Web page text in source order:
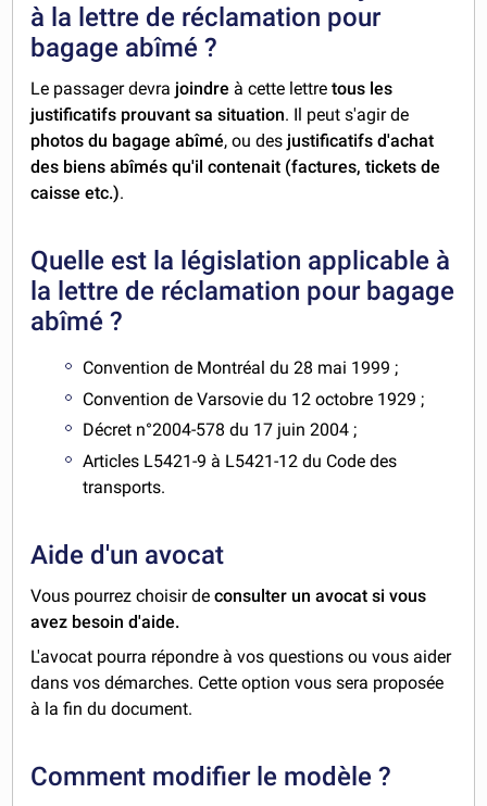
à la lettre de réclamation pour
bagage abîmé ?
Le passager devra joindre à cette lettretous les
justificatifs prouvant sa situation. Il peut s'agir de
photos du bagage abîmé, ou des justificatifs d'achat
des biens abîmés qu'il contenait (factures, tickets de
caisse etc.).
Quelle est la législation applicable à
la lettre de réclamation pour bagage
abîmé ?
Convention de Montréal du 28 mai 1999 ;
Convention de Varsovie du 12 octobre 1929 ;
Décret n°2004-578 du 17 juin 2004 ;
Articles L5421-9 à L5421-12 du Code des
transports.
Aide d'un avocat
Vous pourrez choisir deconsulter un avocat si vous
avez besoin d'aide.
L'avocat pourra répondre à vos questions ou vous aider
dans vos démarches. Cette option vous sera proposée
à la fin du document.
Comment modifier le modèle ?